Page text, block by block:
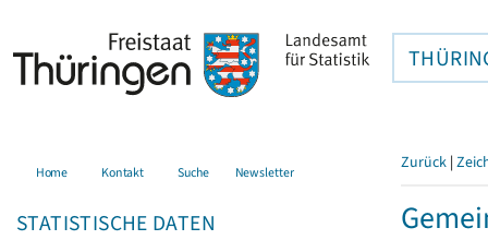
Home Kontakt Suche Newsletter
STATISTISCHE DATEN
Zurück |